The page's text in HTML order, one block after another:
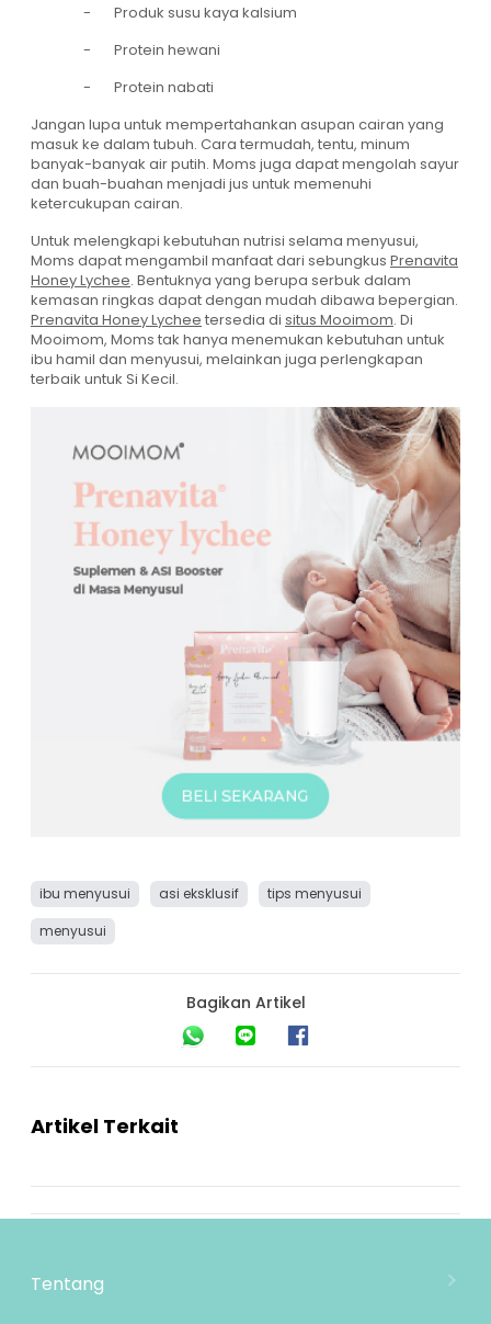
- Produk susu kaya kalsium
- Protein hewani
- Protein nabati
Jangan lupa untuk mempertahankan asupan cairan yang
masuk ke dalam tubuh. Cara termudah, tentu, minum
banyak-banyak air putih. Moms juga dapat mengolah sayur
dan buah-buahan menjadi jus untuk memenuhi
ketercukupan cairan.
Untuk melengkapi kebutuhan nutrisi selama menyusui,
Moms dapat mengambil manfaat dari sebungkus Prenavita
Honey Lychee. Bentuknya yang berupa serbuk dalam
kemasan ringkas dapat dengan mudah dibawa bepergian.
Prenavita Honey Lychee tersedia di situs Mooimom. Di
Mooimom, Moms tak hanya menemukan kebutuhan untuk
ibu hamil dan menyusui, melainkan juga perlengkapan
terbaik untuk Si Kecil.
ibu menyusui asi eksklusif
tips menyusui
menyusui
Bagikan Artikel
Artikel Terkait
Tentang